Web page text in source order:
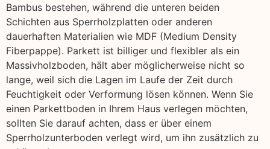
Bambus bestehen, während die unteren beiden
Schichten aus Sperrholzplatten oder anderen
dauerhaften Materialien wie MDF (Medium Density
Fiberpappe). Parkett ist billiger und flexibler als ein
Massivholzboden, hält aber möglicherweise nicht so
lange, weil sich die Lagen im Laufe der Zeit durch
Feuchtigkeit oder Verformung lösen können. Wenn Sie
einen Parkettboden in Ihrem Haus verlegen möchten,
sollten Sie darauf achten, dass er über einem
Sperrholzunterboden verlegt wird, um ihn zusätzlich zu